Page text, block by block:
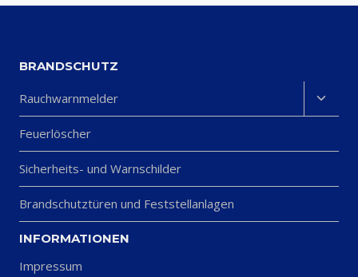
BRANDSCHUTZ
Rauchwarnmelder
Feuerlöscher
Sicherheits- und Warnschilder
Brandschutztüren und Feststellanlagen
INFORMATIONEN
Impressum